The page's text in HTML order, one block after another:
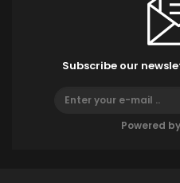
Subscribe our
Powered by